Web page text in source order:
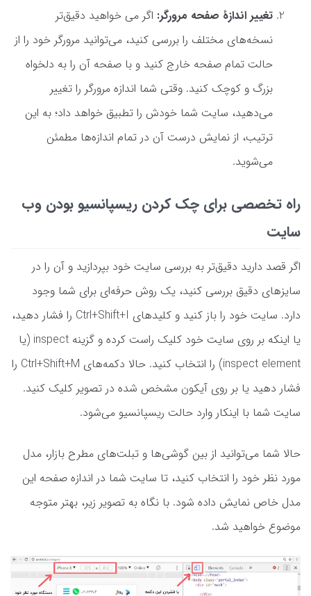
تغییر اندازۀ صفحه مرورگر: اگر می خواهید دقیق‌تر
نسخه‌های مختلف را بررسی کنید، می‌توانید مرورگر خود را از
حالت تمام صفحه خارج کنید و با صفحه آن را به دلخواه
بزرگ و کوچک کنید. وقتی شما اندازه مرورگر را تغییر
می‌دهید، سایت شما خودش را تطبیق خواهد داد؛ به این
ترتیب، از نمایش درست آن در تمام اندازه‌ها مطمئن
می‌شوید.
راه تخصصی برای چک کردن ریسپانسیو بودن وب
سایت
اگر قصد دارید دقیق‌تر به بررسی سایت خود بپردازید و آن را در
سایزهای دقیق بررسی کنید، یک روش حرفه‌ای برای شما وجود
دارد. سایت خود را باز کنید و کلیدهای Ctrl+Shift+I را فشار دهید،
یا اینکه بر روی سایت خود کلیک راست کرده و گزینه inspect (یا
inspect element) را انتخاب کنید. حالا دکمه‌های Ctrl+Shift+M را
فشار دهید یا بر روی آیکون مشخص شده در تصویر کلیک کنید.
سایت شما با اینکار وارد حالت ریسپانسیو می‌شود.
حالا شما می‌توانید از بین گوشی‌ها و تبلت‌های مطرح بازار، مدل
مورد نظر خود را انتخاب کنید، تا سایت شما در اندازه صفحه این
مدل خاص نمایش داده شود. با نگاه به تصویر زیر، بهتر متوجه
موضوع خواهید شد.